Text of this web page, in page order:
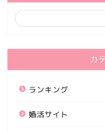
カ
ランキング
婚活サイト